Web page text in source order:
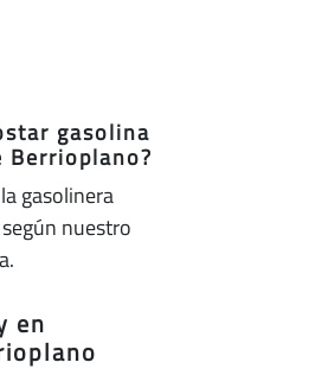
gasolina
Berrioplano?
gasolinera
según nuestro
en